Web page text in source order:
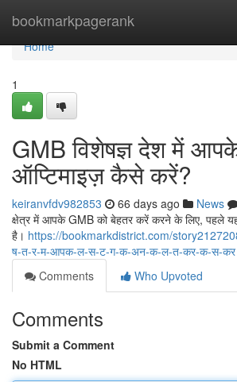
bookmarkpagerank
Home
Home
1
GMB विशेषज्ञ देश में
ऑप्टिमाइज़ कैसे करें?
keiranvfdv982853 66 days ago News
क्षेत्र में आपके GMB को बेहतर करें करने के लिए, पहले यह
है। https://bookmarkdistrict.com/
ष-त-र-म-आपक-ल-स-ट-ग-क-अन-क-ल-त-कर-क-स-कर
Comments
Who Upvoted
Comments
Submit a Comment
No HTML